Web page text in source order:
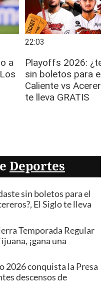
Deportes
sin boletos para el
El Siglo te lleva
Temporada Regular
¡gana una
2026 conquista la Presa
descensos de